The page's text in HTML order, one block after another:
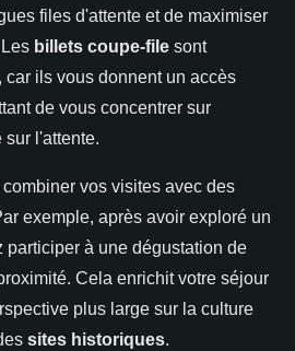
files d'attente et de maximiser
billets coupe-file sont
car ils vous donnent un accès
de vous concentrer sur
sur l'attente.
vos visites avec des
exemple, après avoir exploré un
participer à une dégustation de
Cela enrichit votre séjour
plus large sur la culture
sites historiques.